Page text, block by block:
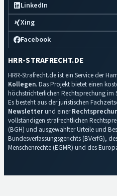
LinkedIn
Xing
Facebook
HRR-STRAFRECHT.DE
HRR-Strafrecht.de ist ein Service der
Kollegen. Das Projekt bietet einen
höchstrichterlichen Rechtsprechung im
Es besteht aus der juristischen
Newsletterund einer
vollständigen strafrechtlichen
(BGH) und ausgewählter Urteile und
Bundesverfassungsgerichts (BVerfG),
Menschenrechte (EGMR) und des
Impressum·